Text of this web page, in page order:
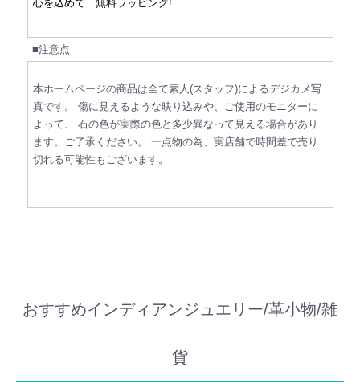
心を込めて 無料ラッピング!
■注意点
本ホームページの商品は全て素人(スタッフ)によるデジカメ写
真です。 傷に見えるような映り込みや、ご使用のモニターに
よって、 石の色が実際の色と多少異なって見える場合があり
ます。ご了承ください。 一点物の為、実店舗で時間差で売り
切れる可能性もございます。
おすすめインディアンジュエリー/革小物/雑
貨